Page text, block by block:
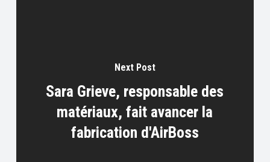
Next Post
Sara Grieve, responsable des
matériaux, fait avancer la
fabrication d'AirBoss